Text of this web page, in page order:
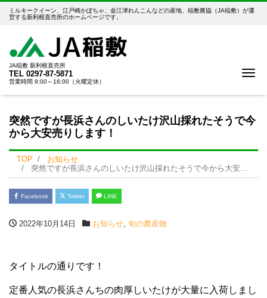
ミルキークイーン、江戸崎かぼちゃ、金江津れんこんなどの産地、稲敷農協（JA稲敷）が運
営する新利根直売所のホームページです。
JA稲敷 新利根直売所
TEL 0297-87-5871
営業時間 9:00～16:00（火曜定休）
突然ですが長浜さんのしいたけ沢山採れたそうで今
から大安売りします！
TOP
お知らせ
突然ですが長浜さんのしいたけ沢山採れたそうで今から大安売りします！
Facebook Twitter LINE
2022年10月14日 お知らせ, 旬の農産物
タイトルの通りです！
定番人気の長浜さんちの肉厚しいたけが大量に入荷しまし